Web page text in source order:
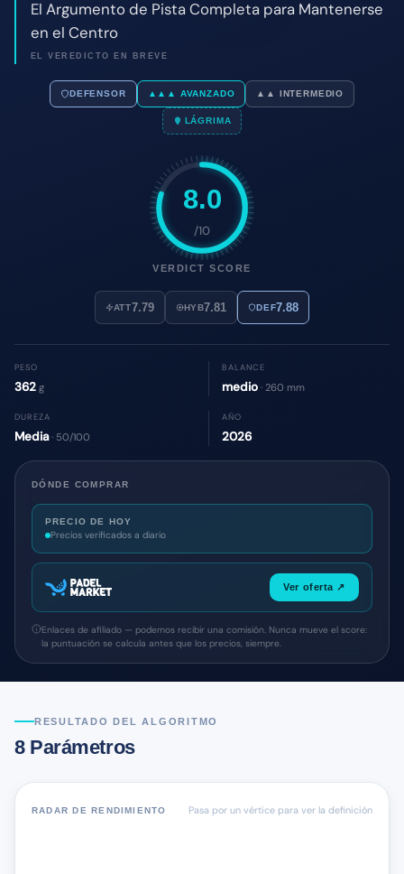
8.0
/10
VERDICT SCORE
ATT7.79 HYB7.81 DEF7.88
PESO
362 g
BALANCE
medio · 260 mm
DUREZA
Media· 50/100
AÑO
2026
DÓNDE COMPRAR
PRECIO DE HOY
Precios verificados a diario
Ver oferta ↗
Enlaces de afiliado — podemos recibir una comisión. Nunca mueve el score:
la puntuación se calcula antes que los precios, siempre.
RESULTADO DEL ALGORITMO
8 Parámetros
RADAR DE RENDIMIENTO Pasa por un vértice para ver la definición